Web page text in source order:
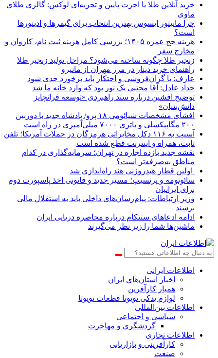
خرید آنلاین طلا با اجرت پایین و تجربه‌ای لوکس: گالری طلای
ماوی
چرا مانیتور ایسوس بهترین انتخاب برای گیمرها و ادیتورها
است؟
هزینه حج عمره ۱۴۰۵؛ بررسی کامل هزینه ثبت نام، کاروان و
مخارج سفر
زنجیر طلا چگونه ساخته می‌شود؟ مراحل تولید زنجیر طلا
راهنمای خرید دینار در مرز مهران از مانیرو
عارف: با گران‌فروشی و احتکار باید برخورد جدی شود
حداد عادل: آقا مجتبی یک نور بود که وارد خانه ما شد
توضیح افشین درباره سند راهبردی «توسعه فرانچایز
دانش‌بنیان»
افشای مشخصات شیائومی ۱۸ پرو/ پادشاه جدید با دوربین
۲۰۰ مگاپیکسلی و باتری ۷۰۰۰ میلی‌آمپری در راه است
آسیب به ۱۱۶ دکل مخابراتی هرمزگان در حملات آمریکا؛ تلفن
ثابت، همراه و اینترنت ‌قطع شده است
نقشه جدید بازده اجاره در تهران؛ سرمایه‌گذاری در کدام
مناطق به‌صرفه‌تر است؟
اولین قطار هیدروژنی هند راه‌اندازی شد
سائوتومه و پرنسیپ؛ مسیر جدید و قانونی اخذ پاسپورت دوم
برای ایرانیان
وزیر ارتباطات: پیام‌رسان‌های داخلی باید به استقلال مالی
برسند
ادامه ادعاهای سنتکام درباره محاصره دریایی ایران
ماشین‌ها شما را زیر نظر می‌گیرند
اطلاعات‌ ‎ایرانی
اخبار استان‌های ایران
همیار کارآفرین
لوازم یدکی تویوتا قطعات تویوتا
اطلاعات بین‌المللی
سیاسی و اجتماعی
گردشگری و مهاجرت
اطلاعات تجاری
کارآفرینی و بازاریابی
صنعت